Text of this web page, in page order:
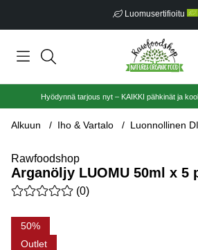
Luomusertifioitu
Hyödynnä tarjous nyt – KAIKKI pähkinät ja
Alkuun Iho & Vartalo Luonnollinen
Rawfoodshop
Arganöljy LUOMU 50ml x 5
Keskiarvoluokitus 0 / 5 Arvioiden
(0)
50
Outlet
Tuotekuvat Arganöljy LUOMU 50ml x 5